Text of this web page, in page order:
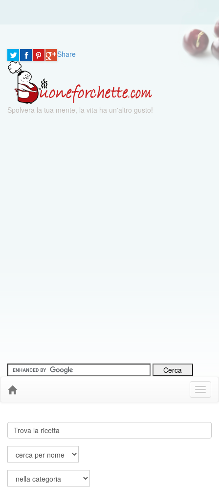
Share
Spolvera la tua mente, la vita ha un'altro gusto!
Menu
Down
Cerca